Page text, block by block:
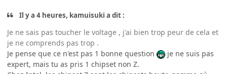
Il y a 4 heures, kamuisuki a dit :
Je ne sais pas toucher le voltage , j'ai bien trop peur de cela et
je ne comprends pas trop .
Je pense que ce n'est pas 1 bonne question
je ne suis pas
expert, mais tu as pris 1 chipset non Z.